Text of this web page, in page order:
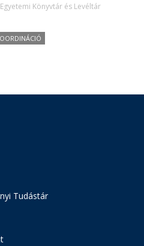
Egyetemi Könyvtár és Levéltár
Tudástár